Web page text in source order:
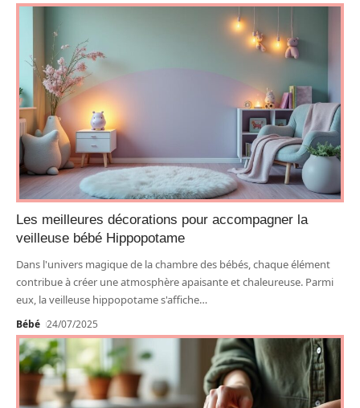
Les meilleures décorations pour accompagner la
veilleuse bébé Hippopotame
Dans l'univers magique de la chambre des bébés, chaque élément
contribue à créer une atmosphère apaisante et chaleureuse. Parmi
eux, la veilleuse hippopotame s'affiche…
Bébé 24/07/2025